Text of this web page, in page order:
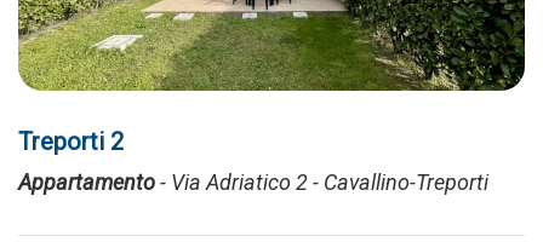
Treporti 2
Appartamento- Via Adriatico 2 - Cavallino-Treporti